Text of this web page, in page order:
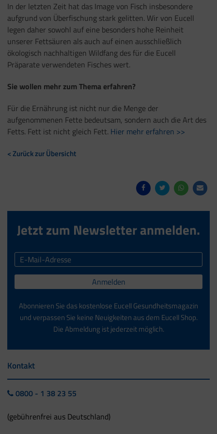
In der letzten Zeit hat das Image von Fisch insbesondere
aufgrund von Überfischung stark gelitten. Wir von Eucell
legen daher sowohl auf eine besonders hohe Reinheit
unserer Fettsäuren als auch auf einen ausschließlich
ökologisch nachhaltigen Wildfang des für die Eucell
Präparate verwendeten Fisches wert.
Sie wollen mehr zum Thema erfahren?
Für die Ernährung ist nicht nur die Menge der
aufgenommenen Fette bedeutsam, sondern auch die Art des
Fetts. Fett ist nicht gleich Fett. Hier mehr erfahren >>
< Zurück zur Übersicht
Jetzt zum Newsletter anmelden.
Anmelden
Abonnieren Sie das kostenlose Eucell Gesundheitsmagazin
und verpassen Sie keine Neuigkeiten aus dem Eucell Shop.
Die Abmeldung ist jederzeit möglich.
Kontakt
0800 - 1 38 23 55
(gebührenfrei aus Deutschland)